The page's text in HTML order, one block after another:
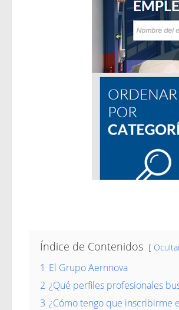
Índice de Contenidos
1 El Grupo Aernnova
2 ¿Qué perfiles profesionales
3 ¿Cómo tengo que inscribirme